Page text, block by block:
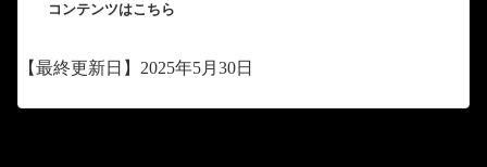
コンテンツはこちら
【最終更新日】2025年5月30日